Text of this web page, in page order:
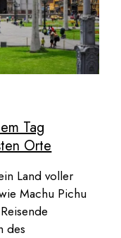
Tag
Orte
Land voller
Machu Pichu
des